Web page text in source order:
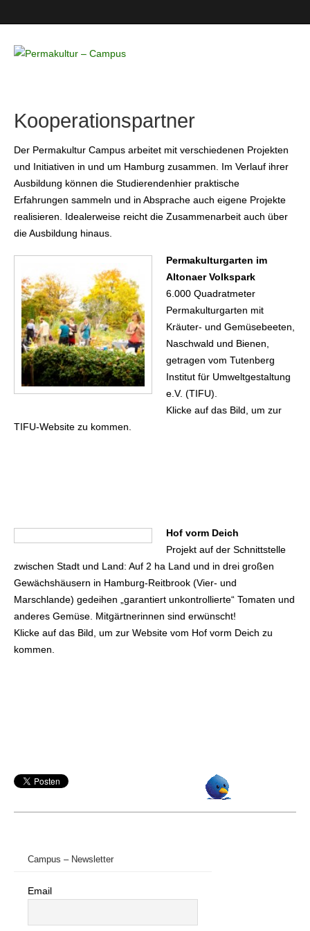
– Campus
Kooperationspartner
Der Permakultur Campus arbeitet mit verschiedenen Projekten
und Initiativen in und um Hamburg zusammen. Im Verlauf ihrer
Ausbildung können die Studierendenhier praktische
Erfahrungen sammeln und in Absprache auch eigene Projekte
realisieren. Idealerweise reicht die Zusammenarbeit auch über
die Ausbildung hinaus.
Permakulturgarten im
Altonaer Volkspark
6.000 Quadratmeter
Permakulturgarten mit
Kräuter- und Gemüsebeeten,
Naschwald und Bienen,
getragen vom Tutenberg
Institut für Umweltgestaltung
e.V. (TIFU).
Klicke auf das Bild, um zur
TIFU-Website zu kommen.
Hof vorm Deich
Projekt auf der Schnittstelle
zwischen Stadt und Land: Auf 2 ha Land und in drei großen
Gewächshäusern in Hamburg-Reitbrook (Vier- und
Marschlande) gedeihen „garantiert unkontrollierte“ Tomaten und
anderes Gemüse. Mitgärtnerinnen sind erwünscht!
Klicke auf das Bild, um zur Website vom Hof vorm Deich zu
kommen.
Campus – Newsletter
Email